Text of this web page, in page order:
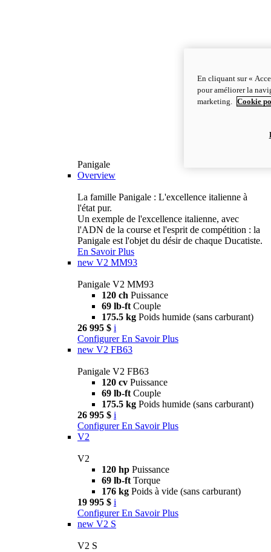
Panigale
Overview
La famille Panigale : L'excellence italienne à
l'état pur.
Un exemple de l'excellence italienne, avec
l'ADN de la course et l'esprit de compétition : la
Panigale est l'objet du désir de chaque Ducatiste.
En Savoir Plus
new V2 MM93
Panigale V2 MM93
120 ch Puissance
69 lb-ft Couple
175.5 kg Poids humide (sans carburant)
26 995 $ i
Configurer En Savoir Plus
new V2 FB63
Panigale V2 FB63
120 cv Puissance
69 lb-ft Couple
175.5 kg Poids humide (sans carburant)
26 995 $ i
Configurer En Savoir Plus
V2
V2
120 hp Puissance
69 lb-ft Torque
176 kg Poids à vide (sans carburant)
19 995 $ i
Configurer En Savoir Plus
new V2 S
V2 S
En cliquant sur «
pour améliorer la
marketing.
Cookie